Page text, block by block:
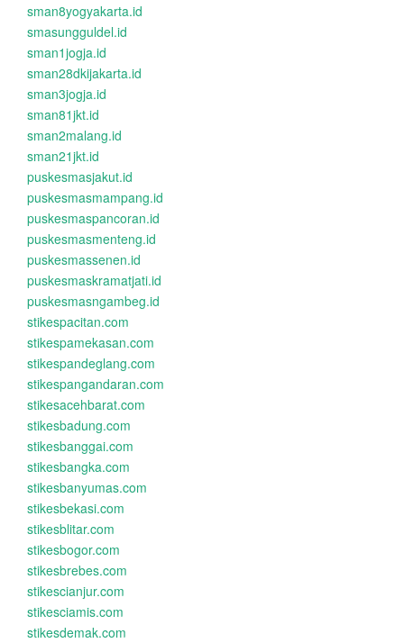
sman8yogyakarta.id
smasungguldel.id
sman1jogja.id
sman28dkijakarta.id
sman3jogja.id
sman81jkt.id
sman2malang.id
sman21jkt.id
puskesmasjakut.id
puskesmasmampang.id
puskesmaspancoran.id
puskesmasmenteng.id
puskesmassenen.id
puskesmaskramatjati.id
puskesmasngambeg.id
stikespacitan.com
stikespamekasan.com
stikespandeglang.com
stikespangandaran.com
stikesacehbarat.com
stikesbadung.com
stikesbanggai.com
stikesbangka.com
stikesbanyumas.com
stikesbekasi.com
stikesblitar.com
stikesbogor.com
stikesbrebes.com
stikescianjur.com
stikesciamis.com
stikesdemak.com